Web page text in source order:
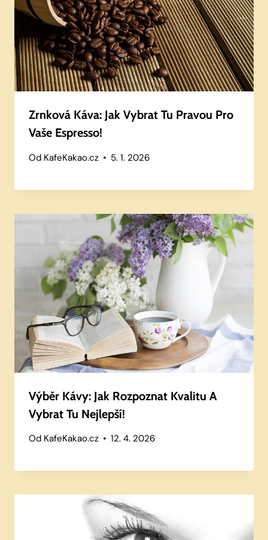
Zrnková Káva: Jak Vybrat Tu Pravou Pro
Vaše Espresso!
Od KafeKakao.cz 5. 1. 2026
Výběr Kávy: Jak Rozpoznat Kvalitu A
Vybrat Tu Nejlepší!
Od KafeKakao.cz 12. 4. 2026